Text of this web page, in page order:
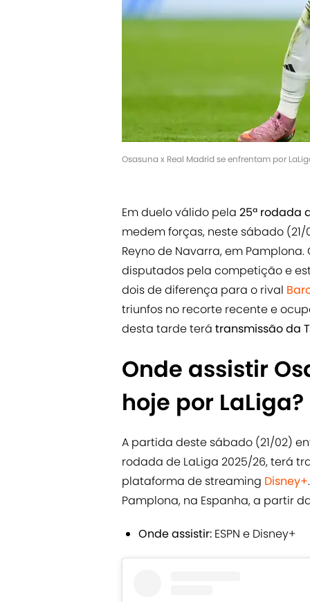
Osasuna x Real Madrid se enfrentam por
Em duelo válido pela 25ª rodada
medem forças, neste sábado
Reyno de Navarra, em Pamplona.
disputados pela competição e
dois de diferença para o rival
triunfos no recorte recente e
desta tarde terá transmissão da
Onde assistir
hoje por LaLiga?
A partida deste sábado (21/02)
rodada de LaLiga 2025/26, terá
plataforma de streaming Disney+
Pamplona, na Espanha, a partir
Onde assistir: ESPN e Disney+